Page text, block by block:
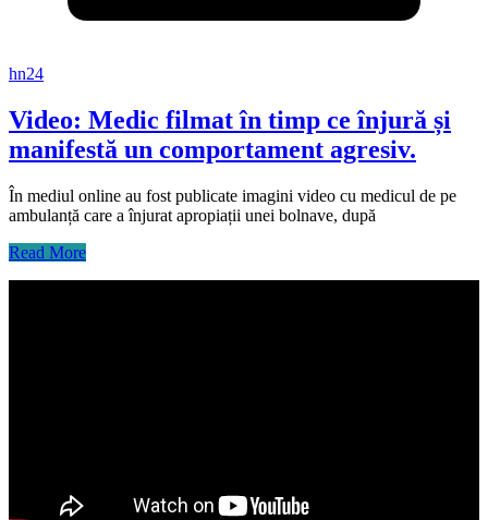
hn24
Video: Medic filmat în timp ce înjură și
manifestă un comportament agresiv.
În mediul online au fost publicate imagini video cu medicul de pe
ambulanță care a înjurat apropiații unei bolnave, după
Read More